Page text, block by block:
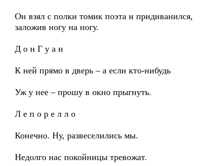
Он взял с полки томик поэта и придиванился,
заложив ногу на ногу.
Д о н Г у а н
К ней прямо в дверь – а если кто-нибудь
Уж у нее – прошу в окно прыгнуть.
Л е п о р е л л о
Конечно. Ну, развеселились мы.
Недолго нас покойницы тревожат.